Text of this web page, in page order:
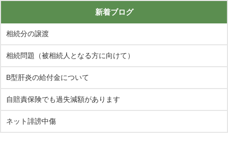
新着ブログ
相続分の譲渡
相続問題（被相続人となる方に向けて）
B型肝炎の給付金について
自賠責保険でも過失減額があります
ネット誹謗中傷